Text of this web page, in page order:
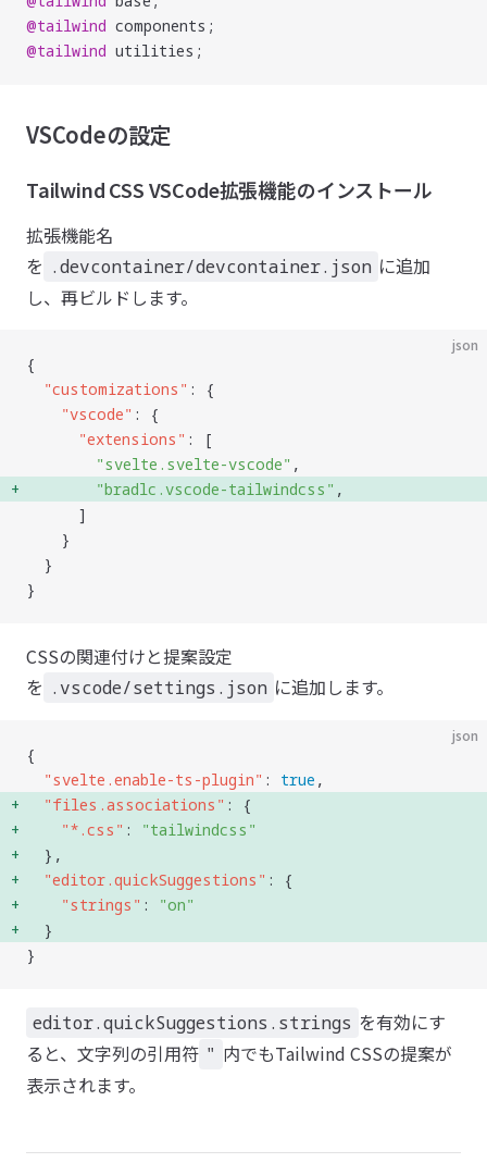
@tailwind components;
@tailwind utilities;
VSCodeの設定
Tailwind CSS VSCode拡張機能のインストール
拡張機能名
を .devcontainer/devcontainer.json に追加
し、再ビルドします。
json
{
  "
customizations " : {
    "
vscode" : {
      "
extensions " : [
        "
svelte.svelte-vscode" ,
        "
bradlc.vscode-tailwindcss " ,
      ]
    }
  }
}
CSSの関連付けと提案設定
を .vscode/settings.json に追加します。
json
{
  "
svelte.enable-ts-plugin" : true ,
  "
files.associations " : {
    "
*.css " : "tailwindcss "
  },
  "
editor.quickSuggestions " : {
    "
strings " : "on"
  }
}
editor.quickSuggestions.strings を有効にす
ると、文字列の引用符 " 内でもTailwind CSSの提案が
表示されます。